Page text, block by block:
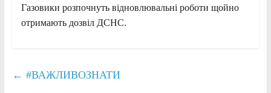
Газовики розпочнуть відновлювальні роботи щойно
отримають дозвіл ДСНС.
← #ВАЖЛИВОЗНАТИ